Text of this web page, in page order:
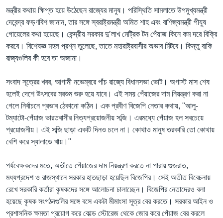
মন্ত্রীর কথায় ক্ষিপ্ত হয়ে উঠেছেন রাজ্যের মানুষ। পরিস্থিতি সামলাতে উপমুখ্যমন্ত্রী
দেবেন্দ্র ফড়ণবিশ জানান, তার সঙ্গে স্বরাষ্ট্রমন্ত্রী অমিত শাহ এবং বাণিজ্যমন্ত্রী পীযুষ
গোয়েলের কথা হয়েছে। কেন্দ্রীয় সরকার দু’লাখ মেট্রিক টন পেঁয়াজ কিনে কম দরে বিক্রি
করবে। বিশেষজ্ঞ মহল প্রশ্ন তুলেছে, তাতে মহারাষ্ট্রবাসীর অভাব মিটবে। কিন্তু বাকি
রাজ্যগুলির কী হবে তা অজানা।
সংবাদ সূত্রের খবর, আগামী নভেম্বরে পাঁচ রাজ্যে বিধানসভা ভোট। অগাস্ট মাস শেষ
হলেই দেশে উৎসবের মরশুম শুরু হয়ে যাবে। এই সময় পেঁয়াজের দাম নিয়ন্ত্রণ করা না
গেলে নির্বাচনে প্রভাব ঠেকানো কঠিন। এক প্রবীণ বিজেপি নেতার কথায়, "আলু-
টম্যাটো-পেঁয়াজ ভারতবাসীর নিত্যপ্রয়োজনীয় সব্জি। এরমধ্যে পেঁয়াজ হল সবচেয়ে
প্রয়োজনীয়। এই সব্জি ছাড়া একটি দিনও চলে না। কোথাও মানুষ তরকারি তো কোথায়
বেশি করে স্যালাডে খায়।"
পর্যবেক্ষকদের মতে, অতীতে পেঁয়াজের দাম নিয়ন্ত্রণ করতে না পারায় গুজরাত,
মধ্যপ্রদেশ ও রাজস্থানে সরকার হাতছাড়া হয়েছিল বিজেপির। সেই অতীত বিবেচনায়
রেখে সরকারি কর্তারা কৃষকদের সঙ্গে আলোচনা চালাচ্ছেন। বিজেপির নেতাদেরও বলা
হয়েছে কৃষক সংগঠনগুলির সঙ্গে বসে একটা মীমাংসা সূত্র বের করতে। সরকার আইন ও
প্রশাসনিক ক্ষমতা প্রয়োগ করে কোল্ড স্টোরেজ থেকে জোর করে পেঁয়াজ বের করলে